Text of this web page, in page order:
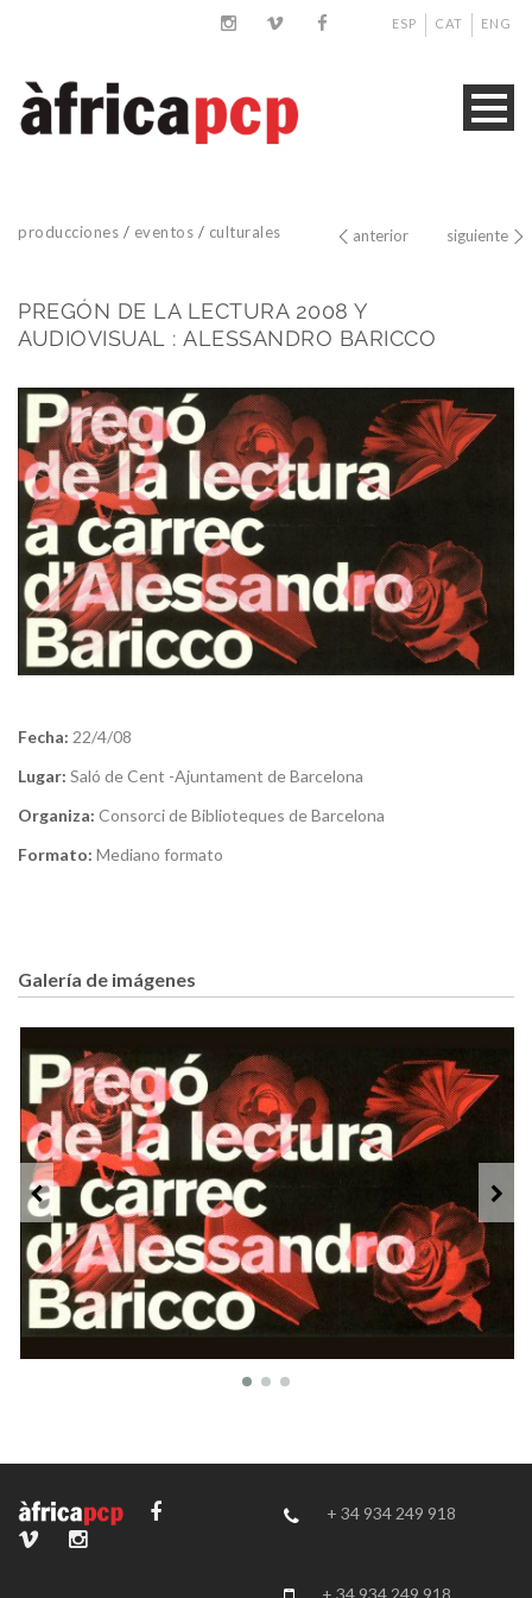
ENG
CAT
ESP
producciones / eventos / culturales anterior siguiente
PREGÓN DE LA LECTURA 2008 Y
AUDIOVISUAL : ALESSANDRO BARICCO
Fecha: 22/4/08
Lugar: Saló de Cent -Ajuntament de Barcelona
Organiza: Consorci de Biblioteques de Barcelona
Formato: Mediano formato
Galería de imágenes
+ 34 934 249 918